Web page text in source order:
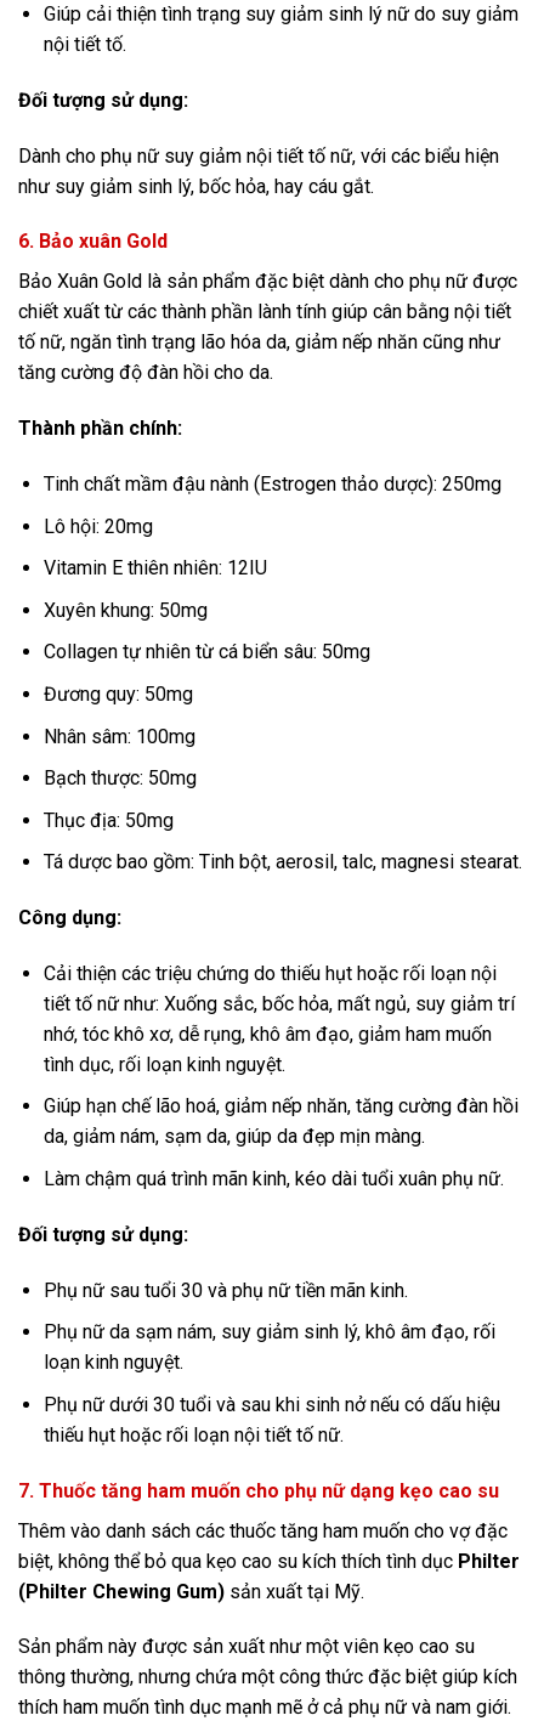
Giúp cải thiện tình trạng suy giảm sinh lý nữ do suy giảm
nội tiết tố.
Đối tượng sử dụng:
Dành cho phụ nữ suy giảm nội tiết tố nữ, với các biểu hiện
như suy giảm sinh lý, bốc hỏa, hay cáu gắt.
6. Bảo xuân Gold
Bảo Xuân Gold là sản phẩm đặc biệt dành cho phụ nữ được
chiết xuất từ các thành phần lành tính giúp cân bằng nội tiết
tố nữ, ngăn tình trạng lão hóa da, giảm nếp nhăn cũng như
tăng cường độ đàn hồi cho da.
Thành phần chính:
Tinh chất mầm đậu nành (Estrogen thảo dược): 250mg
Lô hội: 20mg
Vitamin E thiên nhiên: 12IU
Xuyên khung: 50mg
Collagen tự nhiên từ cá biển sâu: 50mg
Đương quy: 50mg
Nhân sâm: 100mg
Bạch thược: 50mg
Thục địa: 50mg
Tá dược bao gồm: Tinh bột, aerosil, talc, magnesi stearat.
Công dụng:
Cải thiện các triệu chứng do thiếu hụt hoặc rối loạn nội
tiết tố nữ như: Xuống sắc, bốc hỏa, mất ngủ, suy giảm trí
nhớ, tóc khô xơ, dễ rụng, khô âm đạo, giảm ham muốn
tình dục, rối loạn kinh nguyệt.
Giúp hạn chế lão hoá, giảm nếp nhăn, tăng cường đàn hồi
da, giảm nám, sạm da, giúp da đẹp mịn màng.
Làm chậm quá trình mãn kinh, kéo dài tuổi xuân phụ nữ.
Đối tượng sử dụng:
Phụ nữ sau tuổi 30 và phụ nữ tiền mãn kinh.
Phụ nữ da sạm nám, suy giảm sinh lý, khô âm đạo, rối
loạn kinh nguyệt.
Phụ nữ dưới 30 tuổi và sau khi sinh nở nếu có dấu hiệu
thiếu hụt hoặc rối loạn nội tiết tố nữ.
7. Thuốc tăng ham muốn cho phụ nữ dạng kẹo cao su
Thêm vào danh sách các thuốc tăng ham muốn cho vợ đặc
biệt, không thể bỏ qua kẹo cao su kích thích tình dục Philter
(Philter Chewing Gum) sản xuất tại Mỹ.
Sản phẩm này được sản xuất như một viên kẹo cao su
thông thường, nhưng chứa một công thức đặc biệt giúp kích
thích ham muốn tình dục mạnh mẽ ở cả phụ nữ và nam giới.